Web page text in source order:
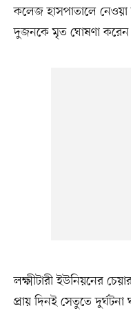
কলেজ হাসপাতালে নেওয়া
দুজনকে মৃত ঘোষণা
লক্ষ্মীটারী ইউনিয়নের
প্রায় দিনই সেতুতে দুর্ঘটনা